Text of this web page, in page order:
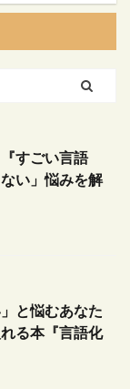
すごい言語
い」悩みを解
と悩むあなた
る本『言語化